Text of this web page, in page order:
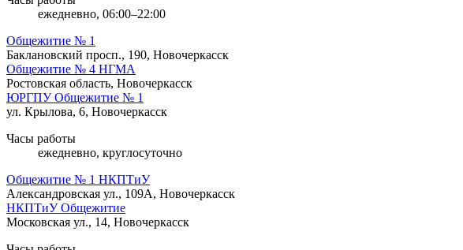
ежедневно, 06:00–22:00
Общежитие № 1
Баклановский просп., 190, Новочеркасск
Общежитие № 4 НГМА
Ростовская область, Новочеркасск
ЮРГПУ Общежитие № 1
ул. Крылова, 6, Новочеркасск
Часы работы
ежедневно, круглосуточно
Общежитие № 1 НКПТиУ
Александровская ул., 109А, Новочеркасск
НКПТиУ Общежитие
Московская ул., 14, Новочеркасск